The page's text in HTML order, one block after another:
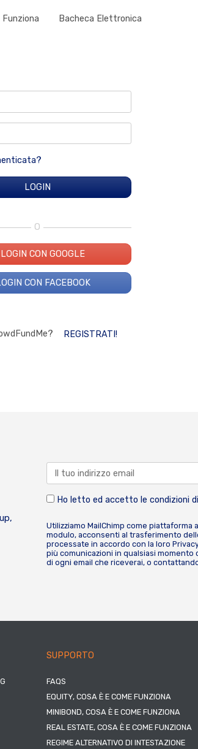
Funziona Bacheca Elettronica
O
LOGIN CON GOOGLE
CON FACEBOOK
REGISTRATI!
Ho letto ed accetto le condizioni di
Utilizziamo MailChimp come
modulo, acconsenti al trasferimento
processate in accordo con la loro
più comunicazioni in qualsiasi
di ogni email che riceverai, o
SUPPORTO
FAQS
EQUITY, COSA È E COME FUNZIONA
MINIBOND, COSA È E COME FUNZIONA
REAL ESTATE, COSA È E COME FUNZIONA
REGIME ALTERNATIVO DI INTESTAZIONE